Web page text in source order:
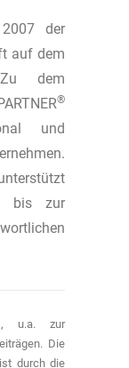
der
auf dem
dem
®
und
bis zur
u.a. zur
Die
durch die